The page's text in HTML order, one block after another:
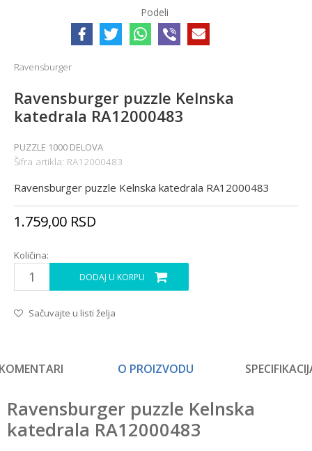
Podeli
Ravensburger
Ravensburger puzzle Kelnska
katedrala RA12000483
PUZZLE 1000 DELOVA
Šifra artikla: RA12000483
Ravensburger puzzle Kelnska katedrala RA12000483
1.759,00 RSD
Količina:
DODAJ U KORPU
Sačuvajte u listi želja
O PROIZVODU
Ravensburger puzzle Kelnska
katedrala RA12000483